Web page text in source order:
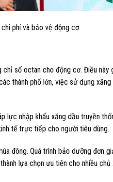
phí và bảo vệ động cơ.
số octan cho động cơ. Điều này
thành phố lớn, việc sử dụng
lực nhập khẩu xăng dầu truyền
tế trực tiếp cho người tiêu dùng.
đông. Quá trình bảo dưỡng đơn
lựa chọn ưu tiên cho nhiều chủ